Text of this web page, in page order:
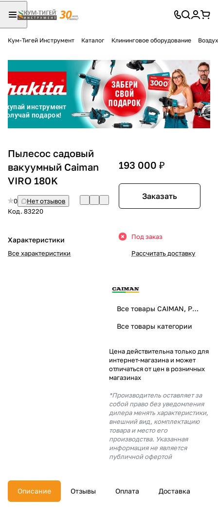
Кум-Тигей Инструмент Каталог Клининговое оборудование
Пылесос садовый
вакуумный Caiman
VIRO 180K
0
Нет отзывов
Код. 83220
Характеристики
Все характеристики
193 000 ₽
Заказать
Под заказ
Рассчитать доставку
Все товары CAIMAN, PUBERT
Все товары категории
Цена действительна только для
интернет-магазина и может
отличаться от цен в розничных
магазинах
*Производитель оставляет за
собой право без уведомления
дилера менять характеристики,
внешний вид, комплектацию
товара и место его
производства. Указанная
информация не является
публичной офертой
Описание Отзывы Оплата Доставка
Разбейте
оплатуна части
без переплат
График платежей
Сегодня
в корзину
% картой любого банка
% будут
с вашей карты